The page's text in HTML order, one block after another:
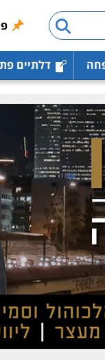
דלתיים